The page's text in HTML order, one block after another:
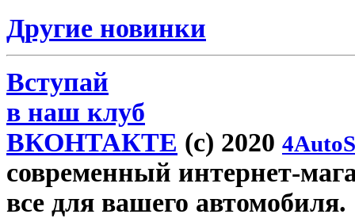
Другие новинки
Вступай
в наш клуб
ВКОНТАКТЕ (c) 2020
современный интернет-
все для вашего автомобиля.